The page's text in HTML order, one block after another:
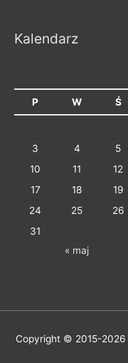
iKalendarz
P W Ś
« maj
3
4 5
10
11 12
17
18 19
24
25 26
31
Copyright © 2015-2026